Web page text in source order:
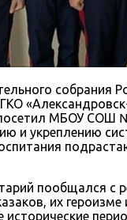
собрания
МБОУ СОШ
и укреплению
пообщался с
их
исторические